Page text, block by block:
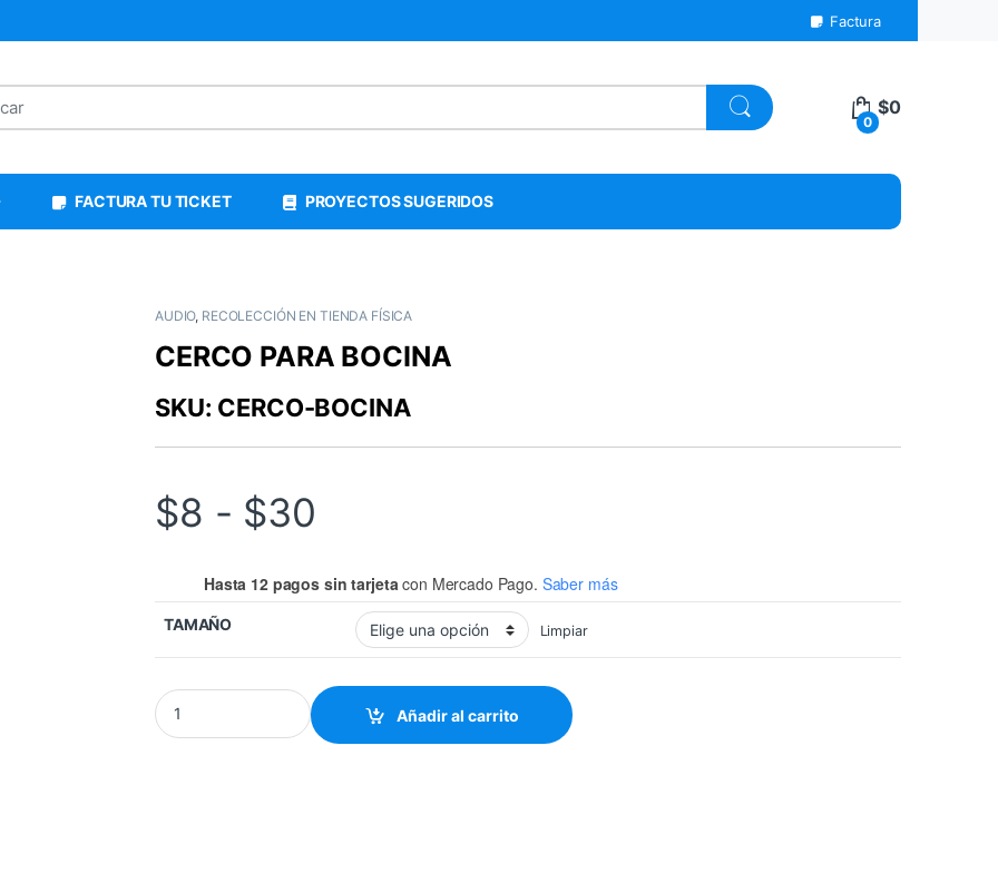
Factura
0
$0
FACTURA TU TICKET PROYECTOS SUGERIDOS
AUDIO, RECOLECCIÓN EN TIENDA FÍSICA
CERCO PARA BOCINA
SKU: CERCO-BOCINA
$8 - $30
Hasta 12 pagos sin tarjeta con Mercado Pago. Saber más
TAMAÑO Limpiar
CERCO PARA BOCINA quantity
Añadir al carrito